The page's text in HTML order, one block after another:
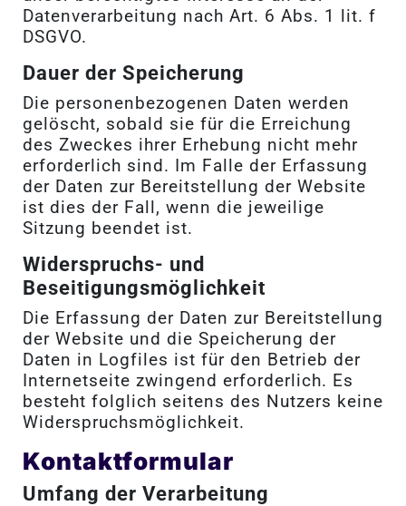
Datenverarbeitung nach Art. 6 Abs. 1 lit. f
DSGVO.
Dauer der Speicherung
Die personenbezogenen Daten werden
gelöscht, sobald sie für die Erreichung
des Zweckes ihrer Erhebung nicht mehr
erforderlich sind. Im Falle der Erfassung
der Daten zur Bereitstellung der Website
ist dies der Fall, wenn die jeweilige
Sitzung beendet ist.
Widerspruchs- und
Beseitigungsmöglichkeit
Die Erfassung der Daten zur Bereitstellung
der Website und die Speicherung der
Daten in Logfiles ist für den Betrieb der
Internetseite zwingend erforderlich. Es
besteht folglich seitens des Nutzers keine
Widerspruchsmöglichkeit.
Kontaktformular
Umfang der Verarbeitung